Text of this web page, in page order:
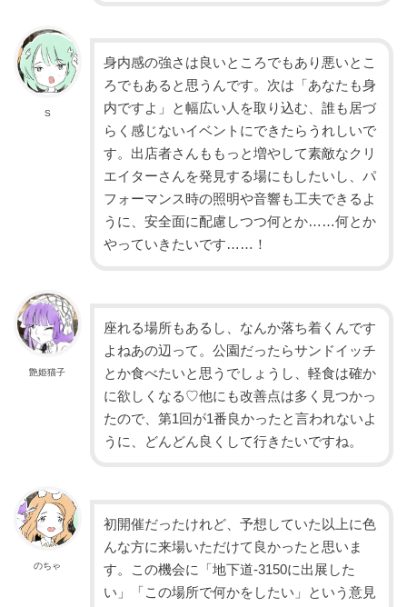
S
身内感の強さは良いところでもあり悪いとこ
ろでもあると思うんです。次は「あなたも身
内ですよ」と幅広い人を取り込む、誰も居づ
らく感じないイベントにできたらうれしいで
す。出店者さんももっと増やして素敵なクリ
エイターさんを発見する場にもしたいし、パ
フォーマンス時の照明や音響も工夫できるよ
うに、安全面に配慮しつつ何とか……何とか
やっていきたいです……！
艶姫猫子
座れる場所もあるし、なんか落ち着くんです
よねあの辺って。公園だったらサンドイッチ
とか食べたいと思うでしょうし、軽食は確か
に欲しくなる♡他にも改善点は多く見つかっ
たので、第1回が1番良かったと言われないよ
うに、どんどん良くして行きたいですね。
のちゃ
初開催だったけれど、予想していた以上に色
んな方に来場いただけて良かったと思いま
す。この機会に「地下道-3150に出展した
い」「この場所で何かをしたい」という意見